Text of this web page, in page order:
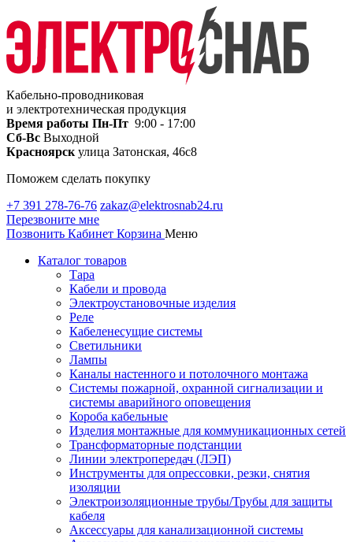
Кабельно-проводниковая
и электротехническая продукция
Время работы Пн-Пт 9:00 - 17:00
Сб-Вс Выходной
Красноярск улица Затонская, 46с8
Поможем сделать покупку
+7 391 278-76-76 zakaz@elektrosnab24.ru
Перезвоните мне
Позвонить Кабинет Корзина Меню
Каталог товаров
Тара
Кабели и провода
Электроустановочные изделия
Реле
Кабеленесущие системы
Светильники
Лампы
Каналы настенного и потолочного монтажа
Системы пожарной, охранной сигнализации и
системы аварийного оповещения
Короба кабельные
Изделия монтажные для коммуникационных сетей
Трансформаторные подстанции
Линии электропередач (ЛЭП)
Инструменты для опрессовки, резки, снятия
изоляции
Электроизоляционные трубы/Трубы для защиты
кабеля
Аксессуары для канализационной системы